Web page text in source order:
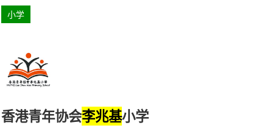
小学
香港青年协会李兆基小学